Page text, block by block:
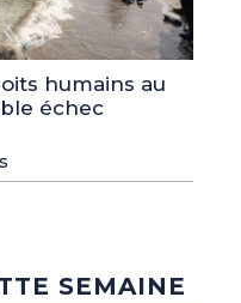
humains au
échec
SEMAINE